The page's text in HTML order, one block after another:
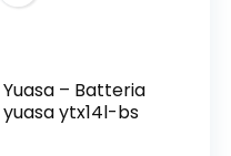
Yuasa – Batteria
yuasa ytx14l-bs